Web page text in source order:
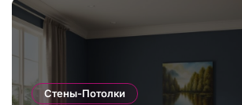
Стены-Потолки